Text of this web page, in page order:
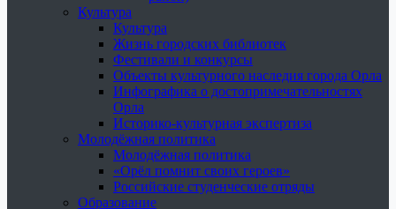
Культура
Культура
Жизнь городских библиотек
Фестивали и конкурсы
Объекты культурного наследия города Орла
Инфографика о достопримечательностях
Орла
Историко-культурная экспертиза
Молодёжная политика
Молодёжная политика
«Орёл помнит своих героев»
Российские студенческие отряды
Образование